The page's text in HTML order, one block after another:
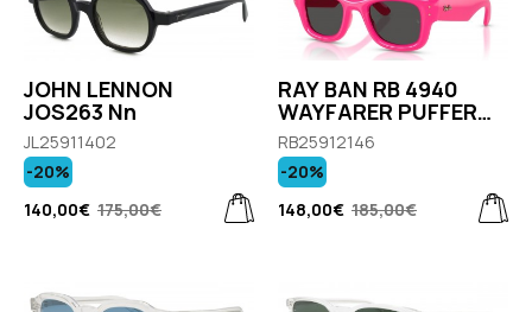
JOHN LENNON
JOS263 Nn
JL25911402
140,00€ 175,00€
-20%
RAY BAN RB 4940
WAYFARER PUFFER
6832/87
RB25912146
148,00€ 185,00€
-20%